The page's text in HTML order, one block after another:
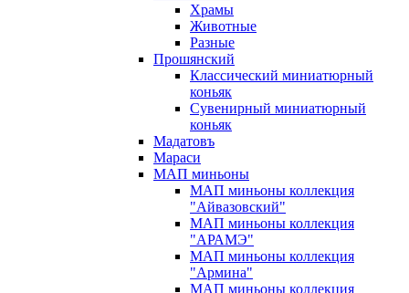
Храмы
Животные
Разные
Прошянский
Классический миниатюрный
коньяк
Сувенирный миниатюрный
коньяк
Мадатовъ
Мараси
МАП миньоны
МАП миньоны коллекция
"Айвазовский"
МАП миньоны коллекция
"АРАМЭ"
МАП миньоны коллекция
"Армина"
МАП миньоны коллекция